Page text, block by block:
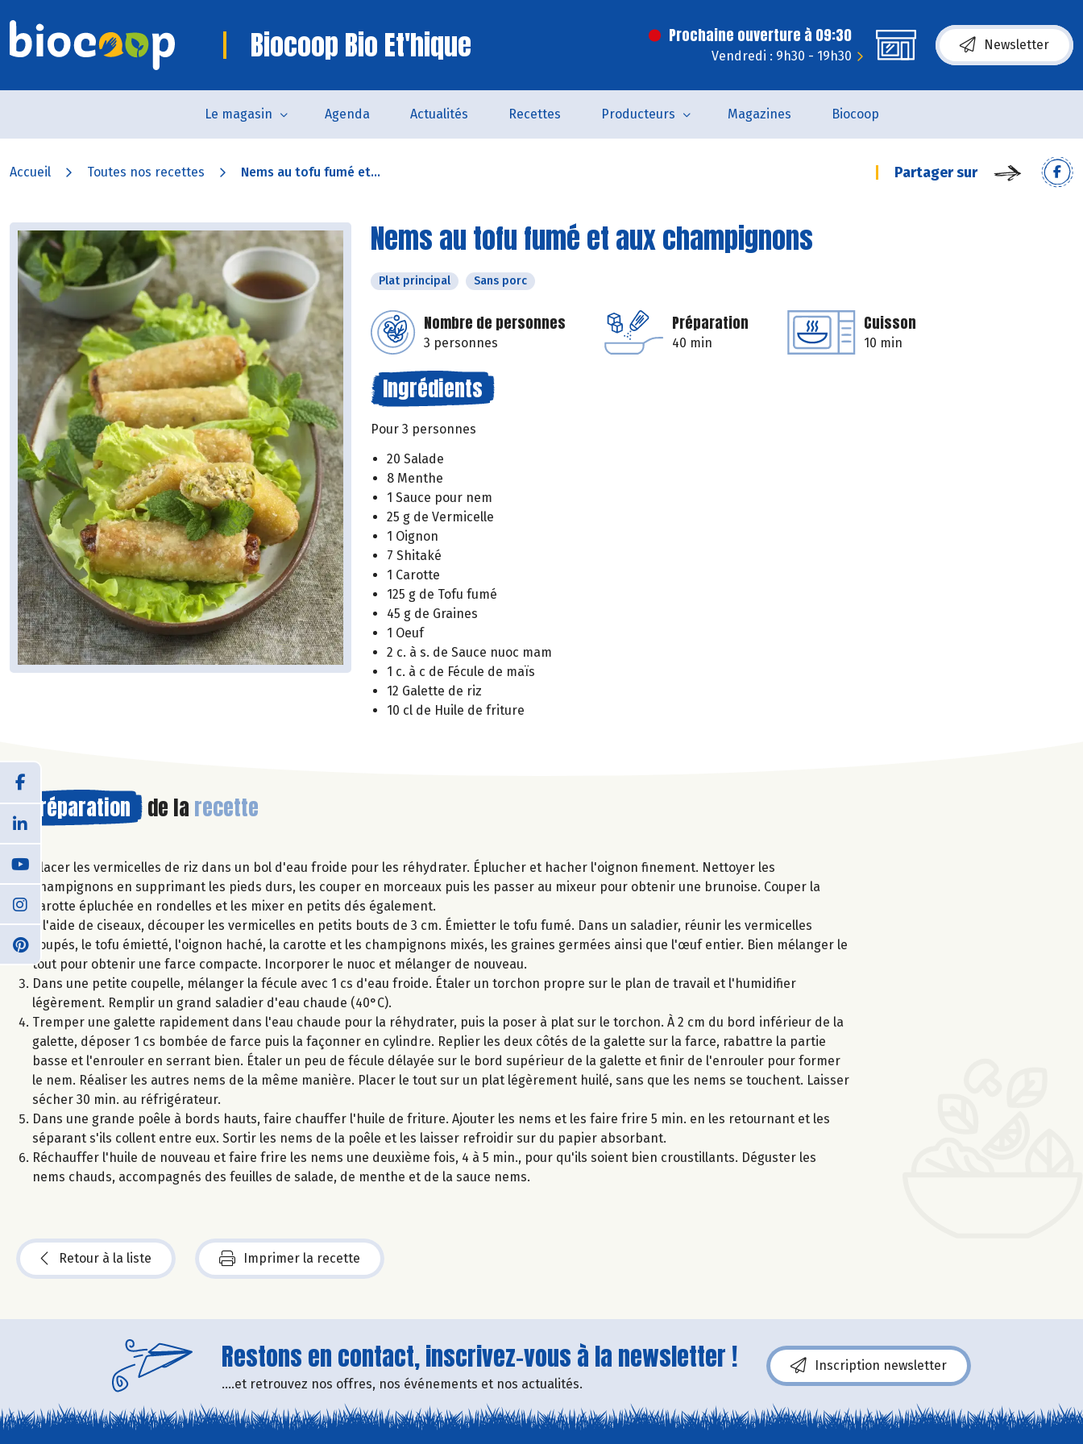
Biocoop Bio Et'hique Prochaine ouverture à 09:30
Vendredi : 9h30 - 19h30
Newsletter
Le magasin Agenda Actualités Recettes Producteurs Magazines Biocoop
Accueil Toutes nos recettes Nems au tofu fumé et... Partager sur
Nems au tofu fumé et aux champignons
Plat principal Sans porc
Nombre de personnes
3 personnes
Préparation
40 min
Cuisson
10 min
Ingrédients
Pour 3 personnes
20 Salade
8 Menthe
1 Sauce pour nem
25 g de Vermicelle
1 Oignon
7 Shitaké
1 Carotte
125 g de Tofu fumé
45 g de Graines
1 Oeuf
2 c. à s. de Sauce nuoc mam
1 c. à c de Fécule de maïs
12 Galette de riz
10 cl de Huile de friture
Préparation de la recette
Placer les vermicelles de riz dans un bol d'eau froide pour les réhydrater. Éplucher et hacher l'oignon finement. Nettoyer les
champignons en supprimant les pieds durs, les couper en morceaux puis les passer au mixeur pour obtenir une brunoise. Couper la
carotte épluchée en rondelles et les mixer en petits dés également.
À l'aide de ciseaux, découper les vermicelles en petits bouts de 3 cm. Émietter le tofu fumé. Dans un saladier, réunir les vermicelles
coupés, le tofu émietté, l'oignon haché, la carotte et les champignons mixés, les graines germées ainsi que l'œuf entier. Bien mélanger le
tout pour obtenir une farce compacte. Incorporer le nuoc et mélanger de nouveau.
Dans une petite coupelle, mélanger la fécule avec 1 cs d'eau froide. Étaler un torchon propre sur le plan de travail et l'humidifier
légèrement. Remplir un grand saladier d'eau chaude (40°C).
Tremper une galette rapidement dans l'eau chaude pour la réhydrater, puis la poser à plat sur le torchon. À 2 cm du bord inférieur de la
galette, déposer 1 cs bombée de farce puis la façonner en cylindre. Replier les deux côtés de la galette sur la farce, rabattre la partie
basse et l'enrouler en serrant bien. Étaler un peu de fécule délayée sur le bord supérieur de la galette et finir de l'enrouler pour former
le nem. Réaliser les autres nems de la même manière. Placer le tout sur un plat légèrement huilé, sans que les nems se touchent. Laisser
sécher 30 min. au réfrigérateur.
Dans une grande poêle à bords hauts, faire chauffer l'huile de friture. Ajouter les nems et les faire frire 5 min. en les retournant et les
séparant s'ils collent entre eux. Sortir les nems de la poêle et les laisser refroidir sur du papier absorbant.
Réchauffer l'huile de nouveau et faire frire les nems une deuxième fois, 4 à 5 min., pour qu'ils soient bien croustillants. Déguster les
nems chauds, accompagnés des feuilles de salade, de menthe et de la sauce nems.
Retour à la liste Imprimer la recette
Restons en contact, inscrivez-vous à la newsletter !
....et retrouvez nos offres, nos événements et nos actualités.
Inscription newsletter